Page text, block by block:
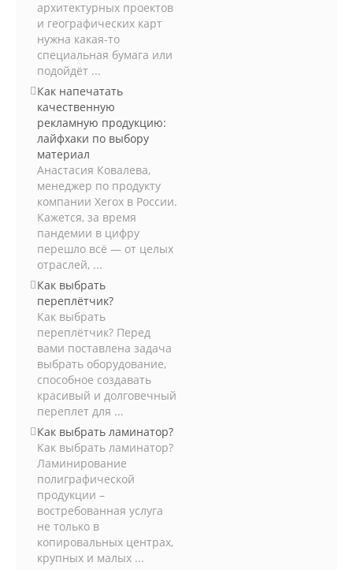
архитектурных проектов
и географических карт
нужна какая-то
специальная бумага или
подойдёт ...
Как напечатать
качественную
рекламную продукцию:
лайфхаки по выбору
материал
Анастасия Ковалева,
менеджер по продукту
компании Xerox в России.
Кажется, за время
пандемии в цифру
перешло всё — от целых
отраслей, ...
Как выбрать
переплётчик?
Как выбрать
переплётчик? Перед
вами поставлена задача
выбрать оборудование,
способное создавать
красивый и долговечный
переплет для ...
Как выбрать ламинатор?
Как выбрать ламинатор?
Ламинирование
полиграфической
продукции –
востребованная услуга
не только в
копировальных центрах,
крупных и малых ...